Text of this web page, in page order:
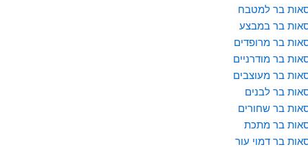
בר למטבח
בר במבצע
בר מרופדים
בר מודרניים
בר מעוצבים
בר לבנים
בר שחורים
בר מתכת
בר דמוי עור